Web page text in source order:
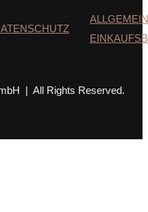
| All Rights Reserved.